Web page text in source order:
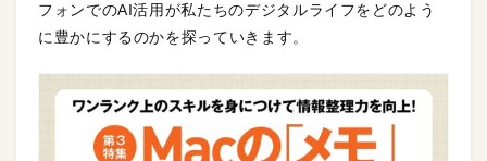
フォンでのAI活用が私たちのデジタルライフをどのよう
に豊かにするのかを探っていきます。